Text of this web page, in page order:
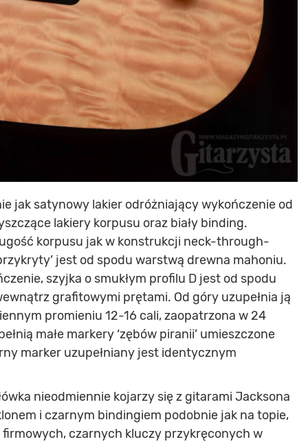
jak satynowy lakier odróżniający wykończenie od
lakiery korpusu oraz biały binding.
korpusu jak w konstrukcji neck-through-
jest od spodu warstwą drewna mahoniu.
szyjka o smukłym profilu D jest od spodu
grafitowymi prętami. Od góry uzupełnia ją
promieniu 12-16 cali, zaopatrzona w 24
małe markery ‘zębów piranii’ umieszczone
marker uzupełniany jest identycznym
nieodmiennie kojarzy się z gitarami Jacksona
i czarnym bindingiem podobnie jak na topie,
czarnych kluczy przykręconych w